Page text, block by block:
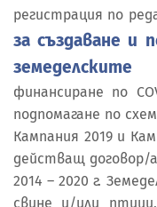
регистрация по
за създаване и
земеделските
финансиране по
подпомагане по
Кампания 2019 и
действащ
2014 – 2020 г.
свине и/или